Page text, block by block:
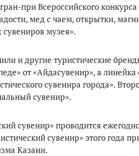
при Всероссийского
мед с чаем, открытки,
музея».
и другие туристические
от «Айдасувенир», а
сувенира города».
сувенир».
сувенир» проводится
сувенир» этого года
Казани.